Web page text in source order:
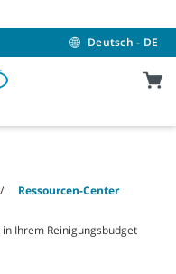
Deutsch - DE
Ressourcen-Center
Ihrem Reinigungsbudget